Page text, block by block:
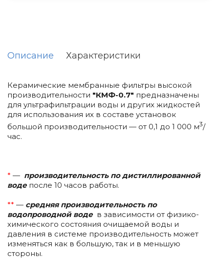
Описание Характеристики
Керамические мембранные фильтры высокой
производительности "КМФ-0.7" предназначены
для ультрафильтрации воды и других жидкостей
для использования их в составе установок
большой производительности — от 0,1 до 1 000 м3/
час.
* — производительность по дистиллированной
воде после 10 часов работы.
** — средняя производительность по
водопроводной воде в зависимости от физико-
химического состояния очищаемой воды и
давления в системе производительность может
изменяться как в большую, так и в меньшую
стороны.